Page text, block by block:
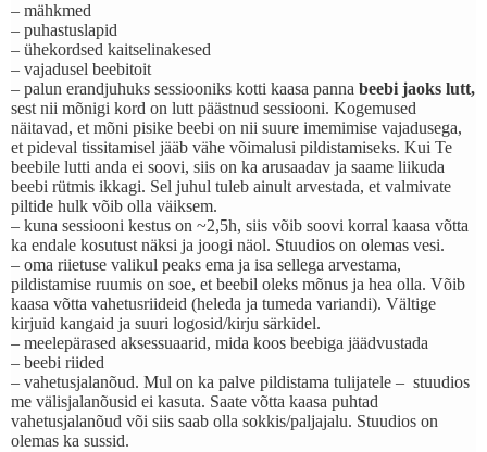
– mähkmed
– puhastuslapid
– ühekordsed kaitselinakesed
– vajadusel beebitoit
– palun erandjuhuks sessiooniks kotti kaasa panna beebi jaoks lutt,
sest nii mõnigi kord on lutt päästnud sessiooni. Kogemused
näitavad, et mõni pisike beebi on nii suure imemimise vajadusega,
et pideval tissitamisel jääb vähe võimalusi pildistamiseks. Kui Te
beebile lutti anda ei soovi, siis on ka arusaadav ja saame liikuda
beebi rütmis ikkagi. Sel juhul tuleb ainult arvestada, et valmivate
piltide hulk võib olla väiksem.
– kuna sessiooni kestus on ~2,5h, siis võib soovi korral kaasa võtta
ka endale kosutust näksi ja joogi näol. Stuudios on olemas vesi.
– oma riietuse valikul peaks ema ja isa sellega arvestama,
pildistamise ruumis on soe, et beebil oleks mõnus ja hea olla. Võib
kaasa võtta vahetusriideid (heleda ja tumeda variandi). Vältige
kirjuid kangaid ja suuri logosid/kirju särkidel.
– meelepärased aksessuaarid, mida koos beebiga jäädvustada
– beebi riided
– vahetusjalanõud. Mul on ka palve pildistama tulijatele – stuudios
me välisjalanõusid ei kasuta. Saate võtta kaasa puhtad
vahetusjalanõud või siis saab olla sokkis/paljajalu. Stuudios on
olemas ka sussid.